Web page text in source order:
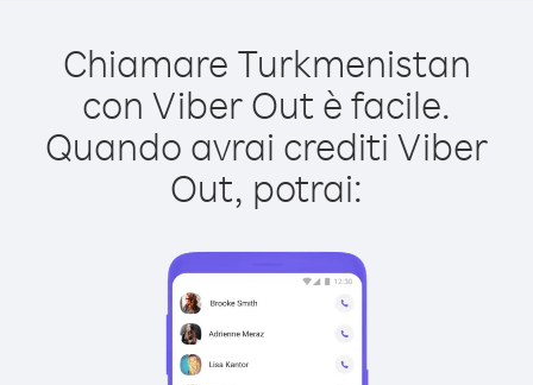
Chiamare Turkmenistan
con Viber Out è facile.
Quando avrai crediti Viber
Out, potrai: